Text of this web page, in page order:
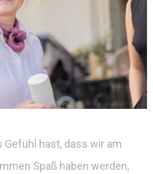
hast, dass wir am
Spaß haben werden,